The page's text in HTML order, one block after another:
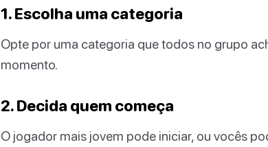
1. Escolha uma categoria
Opte por uma categoria que todos no grupo
momento.
2. Decida quem começa
O jogador mais jovem pode iniciar, ou vocês